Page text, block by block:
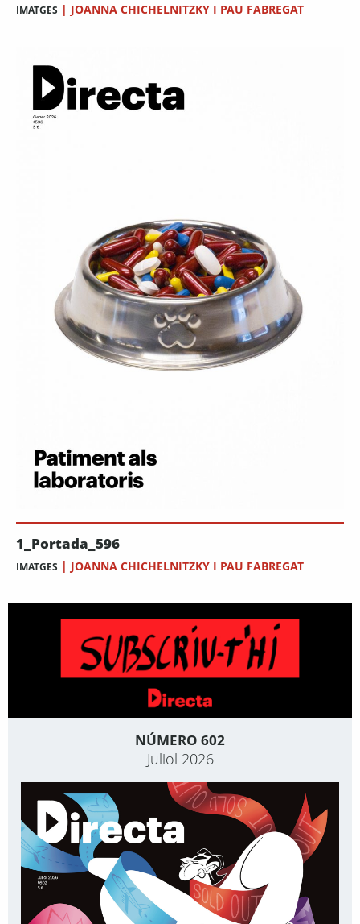
IMATGES | JOANNA CHICHELNITZKY I PAU FABREGAT
1_Portada_596
IMATGES | JOANNA CHICHELNITZKY I PAU FABREGAT
NÚMERO 602
Juliol 2026